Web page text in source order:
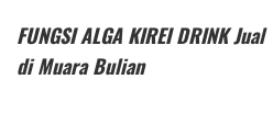
FUNGSI ALGA KIREI DRINK
di Muara Bulian